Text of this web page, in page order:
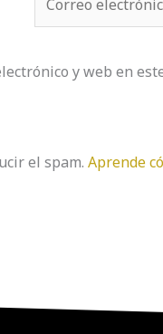
electrónico*
y web en
el spam. Aprende